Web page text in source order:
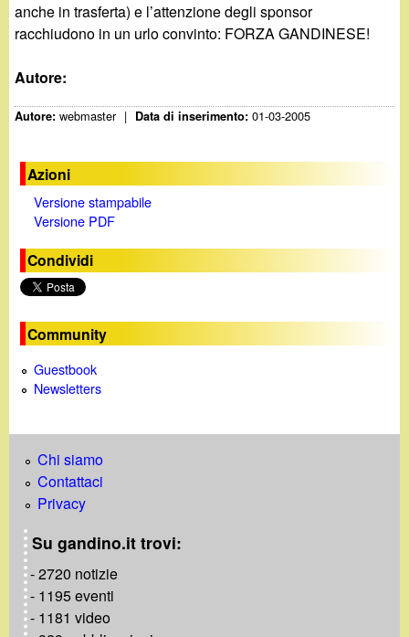
anche in trasferta) e l’attenzione degli sponsor
racchiudono in un urlo convinto: FORZA GANDINESE!
Autore:
Autore:webmaster | Data di inserimento:01-03-2005
Azioni
Versione stampabile
Versione PDF
Condividi
Community
Guestbook
Newsletters
Chi siamo
Contattaci
Privacy
Su gandino.it trovi:
- 2720 notizie
- 1195 eventi
- 1181 video